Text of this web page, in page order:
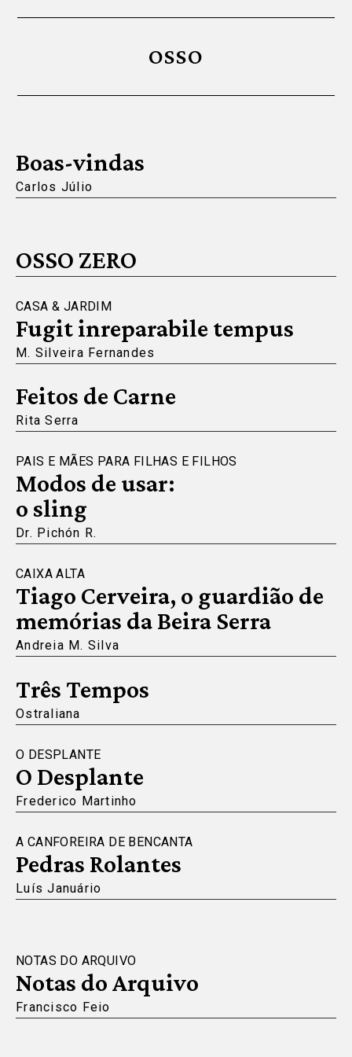
OSSO
Boas-vindas
Carlos Júlio
OSSO ZERO
CASA & JARDIM
Fugit inreparabile tempus
M. Silveira Fernandes
Feitos de Carne
Rita Serra
PAIS E MÃES PARA FILHAS E FILHOS
Modos de usar:
o sling
Dr. Pichón R.
CAIXA ALTA
Tiago Cerveira, o guardião de
memórias da Beira Serra
Andreia M. Silva
Três Tempos
Ostraliana
O DESPLANTE
O Desplante
Frederico Martinho
A CANFOREIRA DE BENCANTA
Pedras Rolantes
Luís Januário
NOTAS DO ARQUIVO
Notas do Arquivo
Francisco Feio